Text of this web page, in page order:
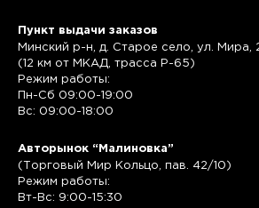
Пункт выдачи заказов
Минский р-н, д. Старое село, ул. Мира,
(12 км от МКАД, трасса P-65)
Режим работы:
Пн-Сб 09:00-19:00
Вс: 09:00-18:00
Авторынок “Малиновка”
(Торговый Мир Кольцо, пав. 42/10)
Режим работы:
Вт-Вс: 9:00-15:30